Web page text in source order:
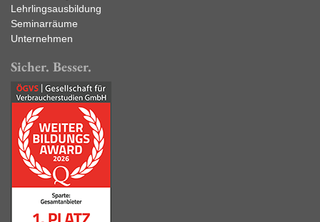
Lehrlingsausbildung
Seminarräume
Unternehmen
Sicher. Besser.